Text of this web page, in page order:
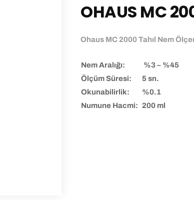
OHAUS MC
Ohaus MC 2000 Tahıl Nem
Nem Aralığı:
%3 – %45
Ölçüm Süresi:
5 sn.
Okunabilirlik:
%0.1
Numune Hacmi:
200 ml